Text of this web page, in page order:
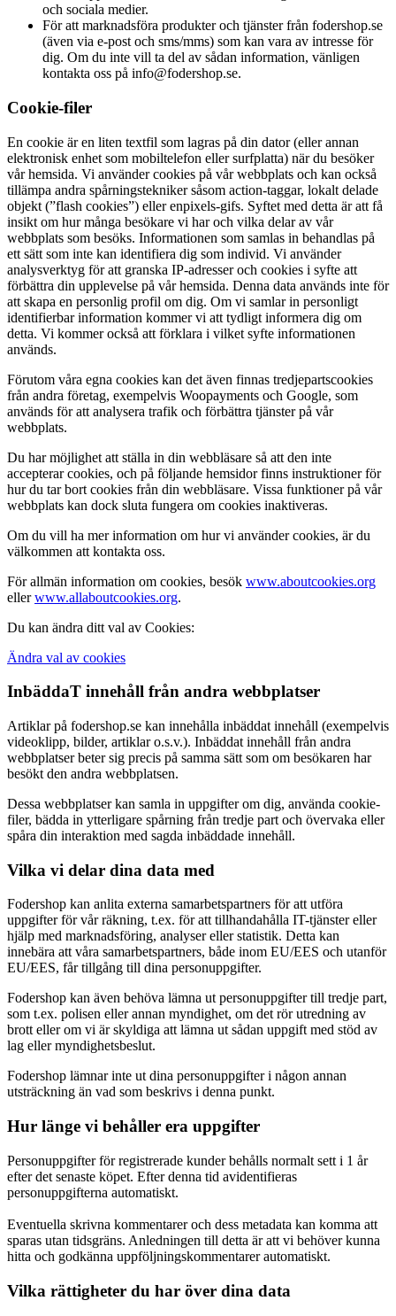
och sociala medier.
För att marknadsföra produkter och tjänster från fodershop.se
(även via e-post och sms/mms) som kan vara av intresse för
dig. Om du inte vill ta del av sådan information, vänligen
kontakta oss på info@fodershop.se.
Cookie-filer
En cookie är en liten textfil som lagras på din dator (eller annan
elektronisk enhet som mobiltelefon eller surfplatta) när du besöker
vår hemsida. Vi använder cookies på vår webbplats och kan också
tillämpa andra spårningstekniker såsom action-taggar, lokalt delade
objekt (”flash cookies”) eller enpixels-gifs. Syftet med detta är att få
insikt om hur många besökare vi har och vilka delar av vår
webbplats som besöks. Informationen som samlas in behandlas på
ett sätt som inte kan identifiera dig som individ. Vi använder
analysverktyg för att granska IP-adresser och cookies i syfte att
förbättra din upplevelse på vår hemsida. Denna data används inte för
att skapa en personlig profil om dig. Om vi samlar in personligt
identifierbar information kommer vi att tydligt informera dig om
detta. Vi kommer också att förklara i vilket syfte informationen
används.
Förutom våra egna cookies kan det även finnas tredjepartscookies
från andra företag, exempelvis Woopayments och Google, som
används för att analysera trafik och förbättra tjänster på vår
webbplats.
Du har möjlighet att ställa in din webbläsare så att den inte
accepterar cookies, och på följande hemsidor finns instruktioner för
hur du tar bort cookies från din webbläsare. Vissa funktioner på vår
webbplats kan dock sluta fungera om cookies inaktiveras.
Om du vill ha mer information om hur vi använder cookies, är du
välkommen att kontakta oss.
För allmän information om cookies, besök www.aboutcookies.org
ellerwww.allaboutcookies.org.
Du kan ändra ditt val av Cookies:
Ändra val av cookies
InbäddaT innehåll från andra webbplatser
Artiklar på fodershop.se kan innehålla inbäddat innehåll (exempelvis
videoklipp, bilder, artiklar o.s.v.). Inbäddat innehåll från andra
webbplatser beter sig precis på samma sätt som om besökaren har
besökt den andra webbplatsen.
Dessa webbplatser kan samla in uppgifter om dig, använda cookie-
filer, bädda in ytterligare spårning från tredje part och övervaka eller
spåra din interaktion med sagda inbäddade innehåll.
Vilka vi delar dina data med
Fodershop kan anlita externa samarbetspartners för att utföra
uppgifter för vår räkning, t.ex. för att tillhandahålla IT-tjänster eller
hjälp med marknadsföring, analyser eller statistik. Detta kan
innebära att våra samarbetspartners, både inom EU/EES och utanför
EU/EES, får tillgång till dina personuppgifter.
Fodershop kan även behöva lämna ut personuppgifter till tredje part,
som t.ex. polisen eller annan myndighet, om det rör utredning av
brott eller om vi är skyldiga att lämna ut sådan uppgift med stöd av
lag eller myndighetsbeslut.
Fodershop lämnar inte ut dina personuppgifter i någon annan
utsträckning än vad som beskrivs i denna punkt.
Hur länge vi behåller era uppgifter
Personuppgifter för registrerade kunder behålls normalt sett i 1 år
efter det senaste köpet. Efter denna tid avidentifieras
personuppgifterna automatiskt.
Eventuella skrivna kommentarer och dess metadata kan komma att
sparas utan tidsgräns. Anledningen till detta är att vi behöver kunna
hitta och godkänna uppföljningskommentarer automatiskt.
Vilka rättigheter du har över dina data